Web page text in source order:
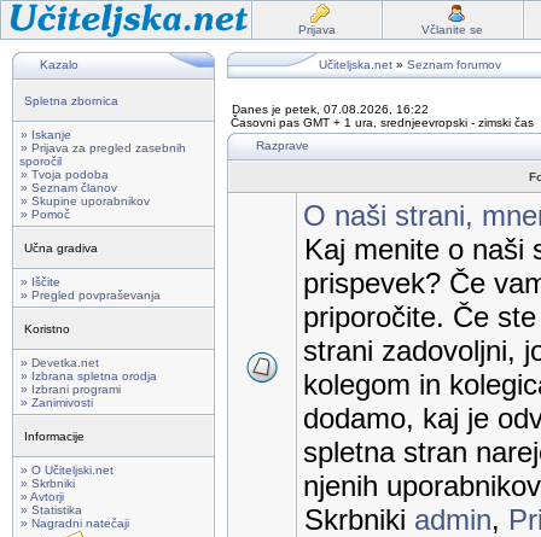
Prijava Včlanite se
Kazalo
Spletna zbornica
» Iskanje
» Prijava za pregled zasebnih
sporočil
» Tvoja podoba
» Seznam članov
» Skupine uporabnikov
» Pomoč
Učna gradiva
» Iščite
» Pregled povpraševanja
Koristno
» Devetka.net
» Izbrana spletna orodja
» Izbrani programi
» Zanimivosti
Informacije
» O Učiteljski.net
» Skrbniki
» Avtorji
» Statistika
» Nagradni natečaji
Učiteljska.net » Seznam forumov
Danes je petek, 07.08.2026, 16:22
Časovni pas GMT + 1 ura, srednjeevropski - zimski čas
Razprave
O naši strani,
Kaj menite o naši
prispevek? Če
priporočite. Če
strani zadovoljni,
kolegom in
dodamo, kaj je
spletna stran
njenih
Skrbniki admin,